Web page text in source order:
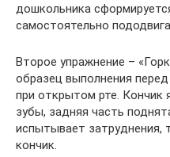
дошкольника
самостоятельно
Второе упражнение –
образец выполнения
при открытом рте. Кончик
зубы, задняя часть
испытывает
кончик.